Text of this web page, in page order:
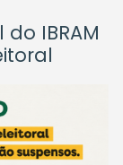
IBRAM